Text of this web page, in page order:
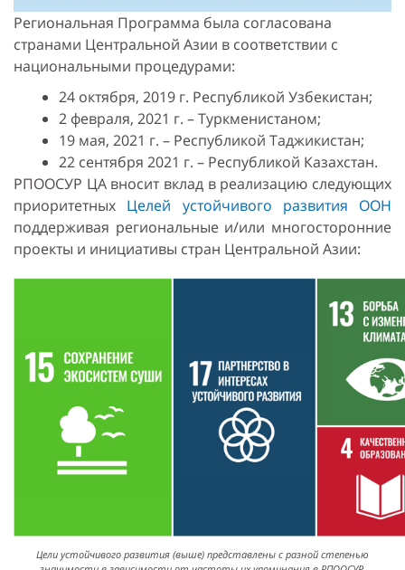
Региональная Программа была согласована
странами Центральной Азии в соответствии с
национальными процедурами:
24 октября, 2019 г. Республикой Узбекистан;
2 февраля, 2021 г. – Туркменистаном;
19 мая, 2021 г. – Республикой Таджикистан;
22 сентября 2021 г. – Республикой Казахстан.
РПООСУР ЦА вносит вклад в реализацию следующих
приоритетных Целей устойчивого развития ООН
поддерживая региональные и/или многосторонние
проекты и инициативы стран Центральной Азии:
Цели устойчивого развития (выше) представлены с разной степенью